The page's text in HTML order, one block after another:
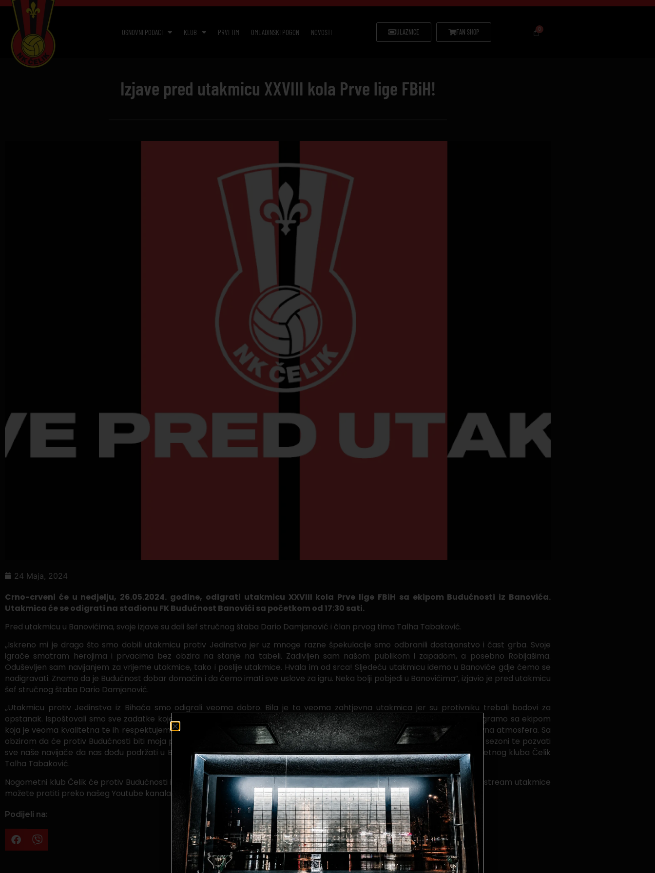
OSNOVNI PODACI KLUB PRVI TIM OMLADINSKI POGON NOVOSTI ULAZNICE FAN SHOP
Izjave pred utakmicu XXVIII kola Prve lige FBiH!
24 Maja, 2024
Crno-crveni će u nedjelju, 26.05.2024. godine, odigrati utakmicu XXVIII kola Prve lige FBiH sa ekipom Budućnosti iz Banovića.
Utakmica će se odigrati na stadionu FK Budućnost Banovići sa početkom od 17:30 sati.
Pred utakmicu u Banovićima, svoje izjave su dali šef stručnog štaba Dario Damjanović i član prvog tima Talha Tabaković.
,,Iskreno mi je drago što smo dobili utakmicu protiv Jedinstva jer uz mnoge razne špekulacije smo odbranili dostajanstvo i čast grba. Svoje
igrače smatram herojima i prvacima bez obzira na stanje na tabeli. Zadivljen sam našom publikom i zapadom, a posebno Robijašima.
Oduševljen sam navijanjem za vrijeme utakmice, tako i poslije utakmice. Hvala im od srca! Sljedeću utakmicu idemo u Banoviće gdje ćemo se
nadigravati. Znamo da je Budućnost dobar domaćin i da ćemo imati sve uslove za igru. Neka bolji pobjedi u Banovićima”, izjavio je pred utakmicu
šef stručnog štaba Dario Damjanović.
,,Utakmicu protiv Jedinstva iz Bihaća smo odigrali veoma dobro. Bila je to veoma zahtjevna utakmica jer su protivniku trebali bodovi za
opstanak. Ispoštovali smo sve zadatke koje nam je šef zadao i na kraju rezultat nije izostao. Što se tiče sljedeće utakmice, igramo sa ekipom
koja je veoma kvalitetna te ih respektujemo, ali mi svaku utakmicu idemo na pobjedu. Ekipa je jako motivisana i vlada pozitivna atmosfera. Sa
obzirom da će protiv Budućnosti biti moja posljednja utakmica u dresu Čelika, ovim putem se želim zavaliti svima na odličnoj sezoni te pozvati
sve naše navijače da nas dođu podržati u Banovićima da se zajedno radujemo poslije utakmice”, izjavio je prvotimac Nogometnog kluba Čelik
Talha Tabaković.
Nogometni klub Čelik će protiv Budućnosti igrati u nedjelju na stadionu FK Budućnost Banovići sa početkom od 17:30 sati. Live stream utakmice
možete pratiti preko našeg Youtube kanala.
Podijeli na: